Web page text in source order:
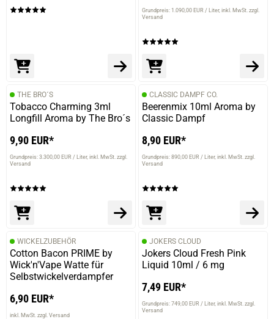
Grundpreis: 1.090,00 EUR / Liter inkl. MwSt. zzgl.
Versand
THE BRO´S
Tobacco Charming 3ml
Longfill Aroma by The Bro´s
9,90 EUR*
Grundpreis: 3.300,00 EUR / Liter inkl. MwSt. zzgl.
Versand
CLASSIC DAMPF CO.
Beerenmix 10ml Aroma by
Classic Dampf
8,90 EUR*
Grundpreis: 890,00 EUR / Liter inkl. MwSt. zzgl.
Versand
WICKELZUBEHÖR
Cotton Bacon PRIME by
Wick'n'Vape Watte für
Selbstwickelverdampfer
6,90 EUR*
inkl. MwSt. zzgl. Versand
JOKERS CLOUD
Jokers Cloud Fresh Pink
Liquid 10ml / 6 mg
7,49 EUR*
Grundpreis: 749,00 EUR / Liter inkl. MwSt. zzgl.
Versand